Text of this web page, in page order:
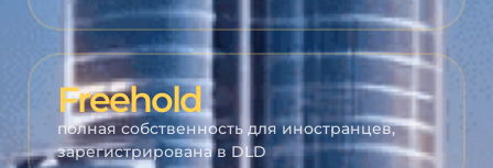
Freehold
полная собственность для иностранцев,
зарегистрирована в DLD